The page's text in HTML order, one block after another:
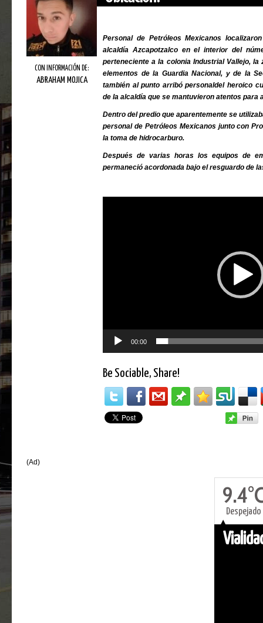
CON INFORMACIÓN DE:
ABRAHAM MOJICA
Personal de Petróleos Mexicanos
alcaldía Azcapotzalco en el interior del
perteneciente a la colonia Industrial Vallejo,
elementos de la Guardia Nacional, y de la
también al punto arribó personaldel heroico
de la alcaldía que se mantuvieron atentos para
Dentro del predio que aparentemente se
personal de Petróleos Mexicanos junto con
la toma de hidrocarburo.
Después de varias horas los equipos de
permaneció acordonada bajo el resguardo de
00:00
Be Sociable, Share!
(Ad)
Despejado